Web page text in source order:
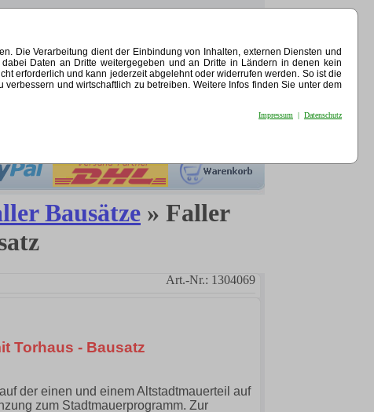
Die Verarbeitung dient der Einbindung von Inhalten, externen Diensten und
Daten an Dritte weitergegeben und an Dritte in Ländern in denen kein
erforderlich und kann jederzeit abgelehnt oder widerrufen werden. So ist die
und wirtschaftlich zu betreiben. Weitere Infos finden Sie unter dem
Impressum | Datenschutz
Bausätze » Faller
Art.-Nr.: 1304069
Torhaus - Bausatz
der einen und einem Altstadtmauerteil auf
zum Stadtmauerprogramm. Zur